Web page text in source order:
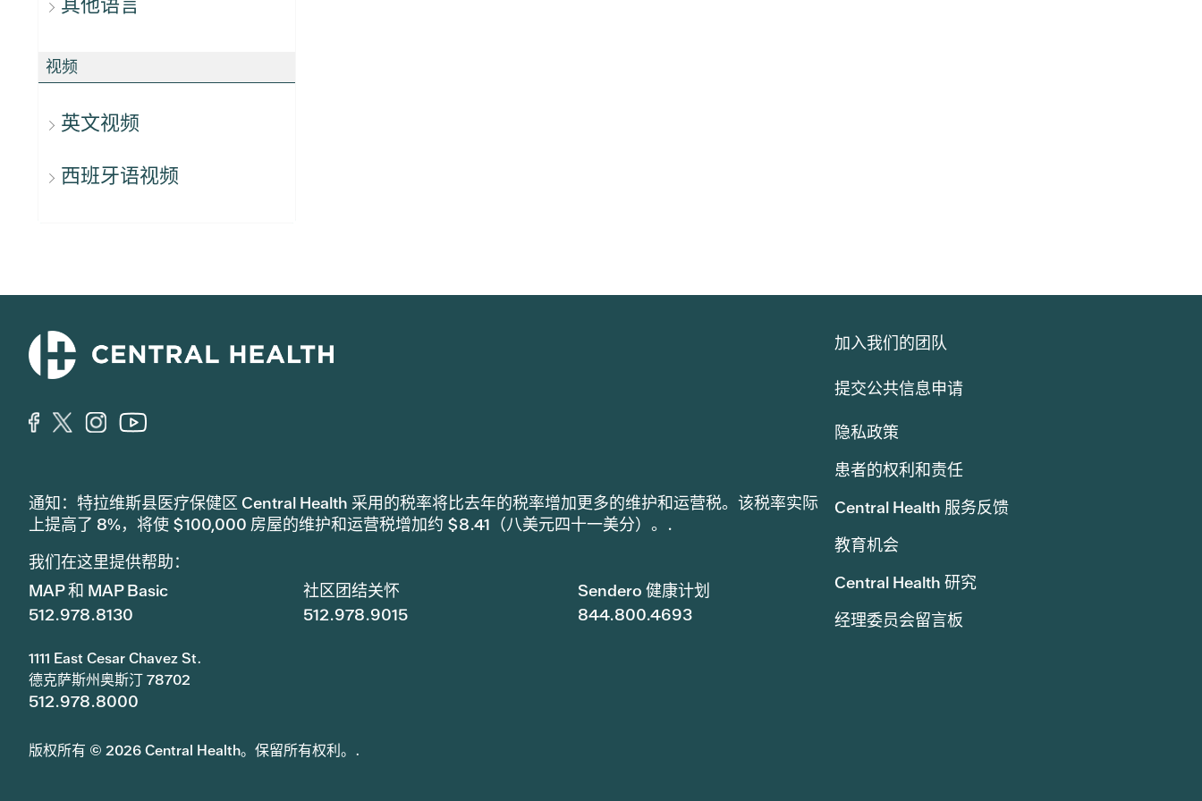
视频
英文视频
西班牙语视频
通知：特拉维斯县医疗保健区 Central Health 采用的税率将比去年的税率增加更多的维护和运营税。该税率实际
上提高了 8%，将使 $100,000 房屋的维护和运营税增加约 $8.41（八美元四十一美分）。.
我们在这里提供帮助：
MAP 和 MAP Basic
512.978.8130
社区团结关怀
512.978.9015
Sendero 健康计划
844.800.4693
1111 East Cesar Chavez St.
德克萨斯州奥斯汀 78702
512.978.8000
版权所有 © 2026 Central Health。保留所有权利。.
加入我们的团队
提交公共信息申请
隐私政策
患者的权利和责任
Central Health 服务反馈
教育机会
Central Health 研究
经理委员会留言板